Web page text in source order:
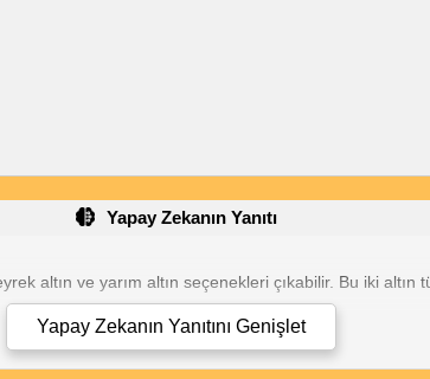
Yapay Zekanın Yanıtı
altın ve yarım altın seçenekleri çıkabilir. Bu iki
tam olarak 3,5 gram ağırlığındadır.
mm çapında ve 1,5 mm kalınlığındadır.
Yapay Zekanın YanıtınıGenişlet